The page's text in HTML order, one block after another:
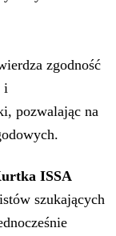
zgodność
i
pozwalając na
ISSA
szukających